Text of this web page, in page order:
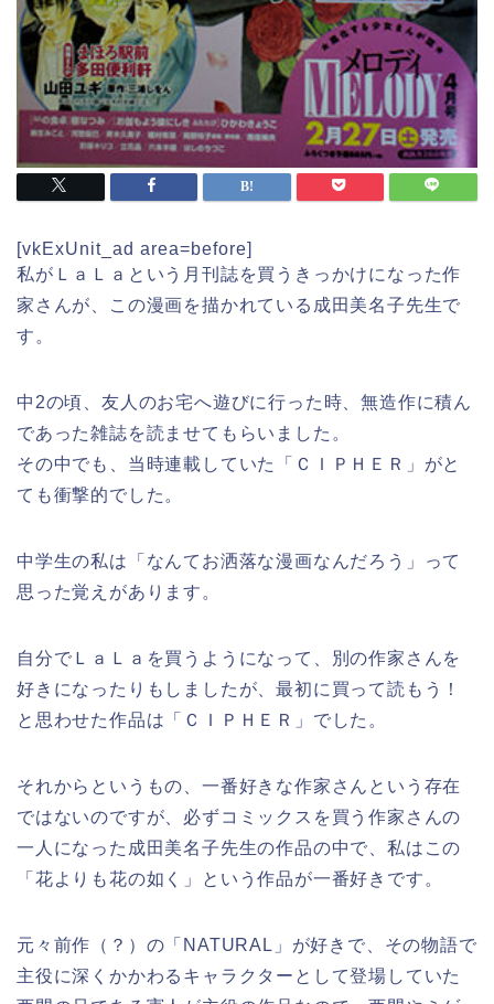
[vkExUnit_ad area=before]
私がＬａＬａという月刊誌を買うきっかけになった作
家さんが、この漫画を描かれている成田美名子先生で
す。
中2の頃、友人のお宅へ遊びに行った時、無造作に積ん
であった雑誌を読ませてもらいました。
その中でも、当時連載していた「ＣＩＰＨＥＲ」がと
ても衝撃的でした。
中学生の私は「なんてお洒落な漫画なんだろう」って
思った覚えがあります。
自分でＬａＬａを買うようになって、別の作家さんを
好きになったりもしましたが、最初に買って読もう！
と思わせた作品は「ＣＩＰＨＥＲ」でした。
それからというもの、一番好きな作家さんという存在
ではないのですが、必ずコミックスを買う作家さんの
一人になった成田美名子先生の作品の中で、私はこの
「花よりも花の如く」という作品が一番好きです。
元々前作（？）の「NATURAL」が好きで、その物語で
主役に深くかかわるキャラクターとして登場していた